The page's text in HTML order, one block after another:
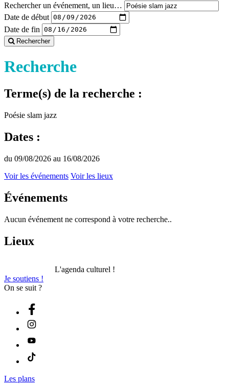
Rechercher un événement, un lieu…
Date de début
Date de fin
Rechercher
Recherche
Terme(s) de la recherche :
Poésie slam jazz
Dates :
du 09/08/2026 au 16/08/2026
Voir les événements Voir les lieux
Événements
Aucun événement ne correspond à votre recherche..
Lieux
L'agenda culturel !
Je soutiens !
On se suit ?
Les plans